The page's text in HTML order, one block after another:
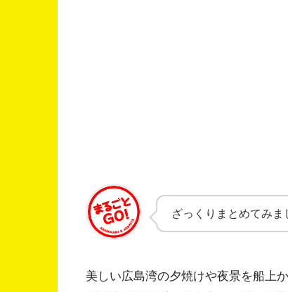
ざっくりまとめてみま
美しい広島湾の夕焼けや夜景を船上